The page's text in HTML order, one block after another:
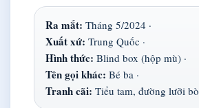
Ra mắt: Tháng 5/2024 ·
Xuất xứ: Trung Quốc ·
Hình thức: Blind box (hộp mù) ·
Tên gọi khác: Bé ba ·
Tranh cãi: Tiểu tam, đường lưỡi bò